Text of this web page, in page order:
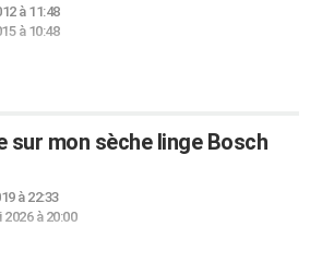
à 11:48
à 10:48
sur mon sèche linge Bosch
à 22:33
2026 à 20:00